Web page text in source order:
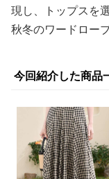
現し、トップスを
秋冬のワードロー
今回紹介した商品